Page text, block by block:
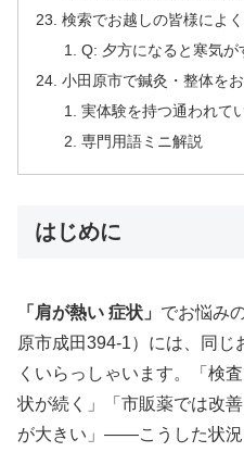
検索でお越しの皆様によ
Q: 夕方になると寒気が
小田原市で鍼灸・整体を
実体験を持つ通われて
専門用語ミニ解説
はじめに
「肩が熱い 症状」 でお悩み
原市成田394-1）には、同じ
くいらっしゃいます。「検
状が続く」「市販薬では改
が大きい」——こうした状況